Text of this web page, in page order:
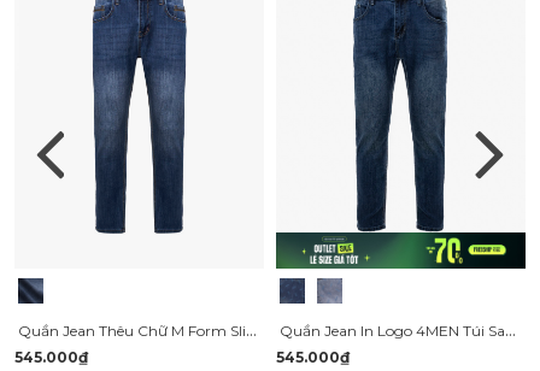
Quần Jean Thêu Chữ M Form Slimfit QJ110
545.000₫
Quần Jean In Logo 4MEN Túi Sau Form Slimfit QJ108
545.000₫